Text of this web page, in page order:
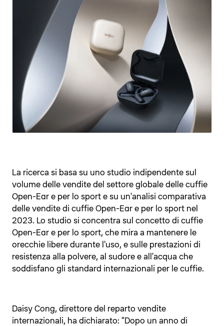
La ricerca si basa su uno studio indipendente sul
volume delle vendite del settore globale delle cuffie
Open-Ear e per lo sport e su un'analisi comparativa
delle vendite di cuffie Open-Ear e per lo sport nel
2023. Lo studio si concentra sul concetto di cuffie
Open-Ear e per lo sport, che mira a mantenere le
orecchie libere durante l'uso, e sulle prestazioni di
resistenza alla polvere, al sudore e all'acqua che
soddisfano gli standard internazionali per le cuffie.
Daisy Cong, direttore del reparto vendite
internazionali, ha dichiarato: "Dopo un anno di